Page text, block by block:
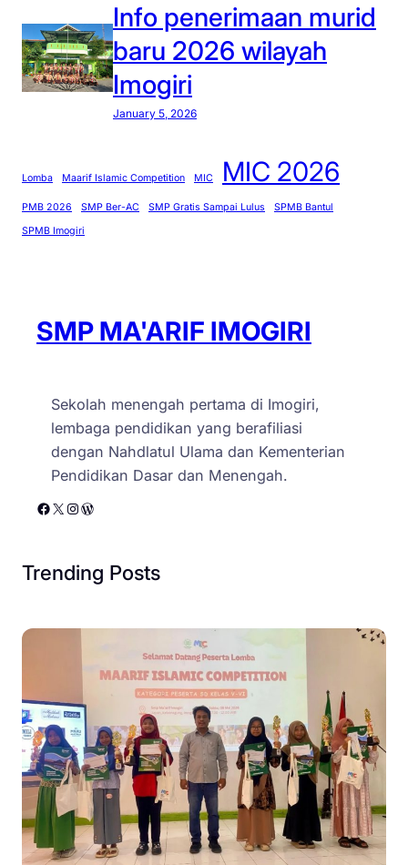
Info penerimaan murid
baru 2026 wilayah
Imogiri
January 5, 2026
Lomba Maarif Islamic Competition MIC MIC 2026
PMB 2026 SMP Ber-AC SMP Gratis Sampai Lulus
SPMB Bantul
SPMB Imogiri
SMP MA'ARIF IMOGIRI
Sekolah menengah pertama di Imogiri,
lembaga pendidikan yang berafiliasi
dengan Nahdlatul Ulama dan Kementerian
Pendidikan Dasar dan Menengah.
Facebook X Instagram WordPress
Trending Posts